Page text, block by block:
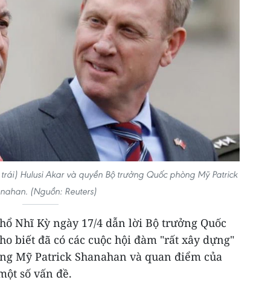
Hulusi Akar và quyền Bộ trưởng Quốc phòng Mỹ Patrick
(Nguồn: Reuters)
Nhĩ Kỳ ngày 17/4 dẫn lời Bộ trưởng Quốc
biết đã có các cuộc hội đàm "rất xây dựng"
Mỹ Patrick Shanahan và quan điểm của
số vấn đề.